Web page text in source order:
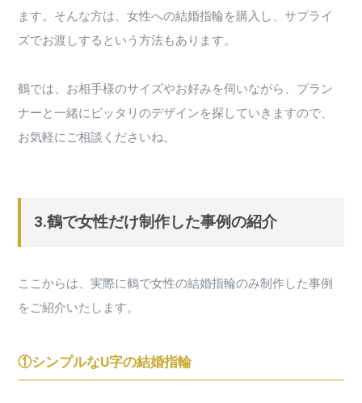
ます。そんな方は、女性への結婚指輪を購入し、サプライ
ズでお渡しするという方法もあります。
鶴では、お相手様のサイズやお好みを伺いながら、プラン
ナーと一緒にピッタリのデザインを探していきますので、
お気軽にご相談くださいね。
3.鶴で女性だけ制作した事例の紹介
ここからは、実際に鶴で女性の結婚指輪のみ制作した事例
をご紹介いたします。
①シンプルなU字の結婚指輪